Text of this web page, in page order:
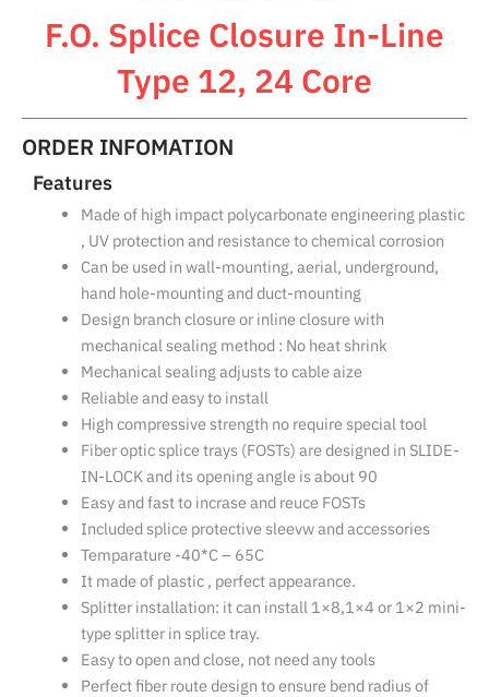
F.O. Splice Closure In-Line
Type 12, 24 Core
ORDER INFOMATION
Features
Made of high impact polycarbonate engineering plastic
, UV protection and resistance to chemical corrosion
Can be used in wall-mounting, aerial, underground,
hand hole-mounting and duct-mounting
Design branch closure or inline closure with
mechanical sealing method : No heat shrink
Mechanical sealing adjusts to cable aize
Reliable and easy to install
High compressive strength no require special tool
Fiber optic splice trays (FOSTs) are designed in SLIDE-
IN-LOCK and its opening angle is about 90
Easy and fast to incrase and reuce FOSTs
Included splice protective sleevw and accessories
Temparature -40*C – 65C
It made of plastic , perfect appearance.
Splitter installation: it can install 1×8,1×4 or 1×2 mini-
type splitter in splice tray.
Easy to open and close, not need any tools
Perfect fiber route design to ensure bend radius of